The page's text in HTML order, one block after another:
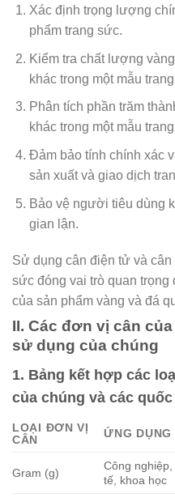
Xác định trọng lượng
phẩm trang sức.
Kiểm tra chất lượng
khác trong một mẫu
Phân tích phần trăm
khác trong một mẫu
Đảm bảo tính chính xác
sản xuất và giao dịch
Bảo vệ người tiêu dùng
gian lận.
Sử dụng cân điện tử và
sức đóng vai trò quan trọng
của sản phẩm vàng và đá
II. Các đơn vị cân
sử dụng của chúng
1. Bảng kết hợp các
của chúng và các
LOẠI ĐƠN VỊ
CÂN
ỨNG DỤNG
Gram (g)
Công nghiệp,
tế, khoa học